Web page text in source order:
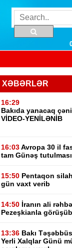
XƏBƏRLƏR
16:29
Bakıda yanacaq
VİDEO-YENİLƏNİB
16:03 Avropa 30 il
tam Günəş
15:50 Pentaqon
gün vaxt verib
14:50 İranın ali
Pezeşkianla görüşüb
13:36 Bakı
Yerli Xalqlar Günü